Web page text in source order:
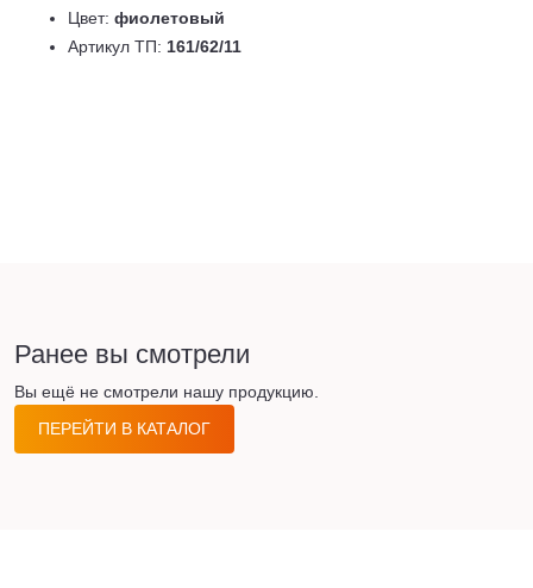
Цвет: фиолетовый
Артикул ТП: 161/62/11
Ранее вы смотрели
Вы ещё не смотрели нашу продукцию.
ПЕРЕЙТИ В КАТАЛОГ